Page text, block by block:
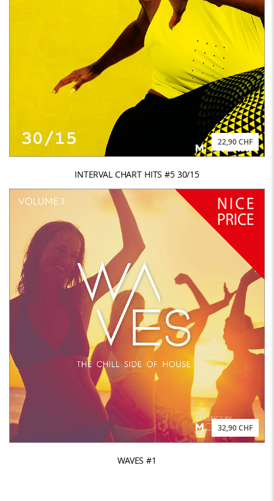
22,90 CHF
INTERVAL CHART HITS #5 30/15
32,90 CHF
WAVES #1